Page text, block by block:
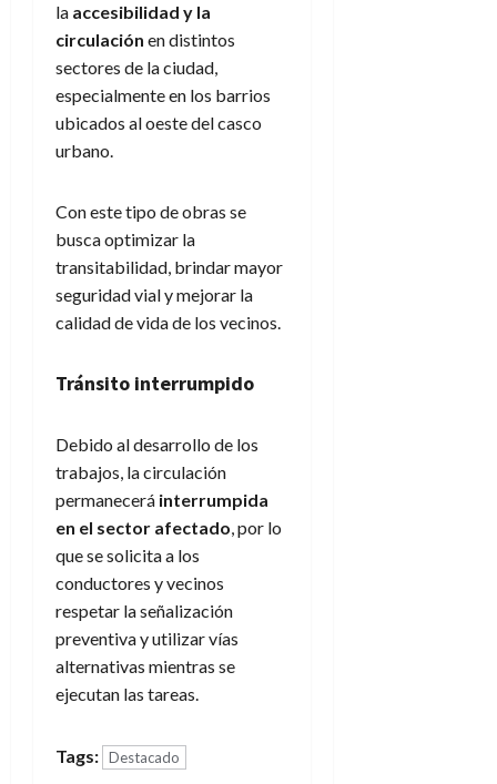
la accesibilidad y la
circulación en distintos
sectores de la ciudad,
especialmente en los barrios
ubicados al oeste del casco
urbano.
Con este tipo de obras se
busca optimizar la
transitabilidad, brindar mayor
seguridad vial y mejorar la
calidad de vida de los vecinos.
Tránsito interrumpido
Debido al desarrollo de los
trabajos, la circulación
permanecerá interrumpida
en el sector afectado, por lo
que se solicita a los
conductores y vecinos
respetar la señalización
preventiva y utilizar vías
alternativas mientras se
ejecutan las tareas.
Tags: Destacado